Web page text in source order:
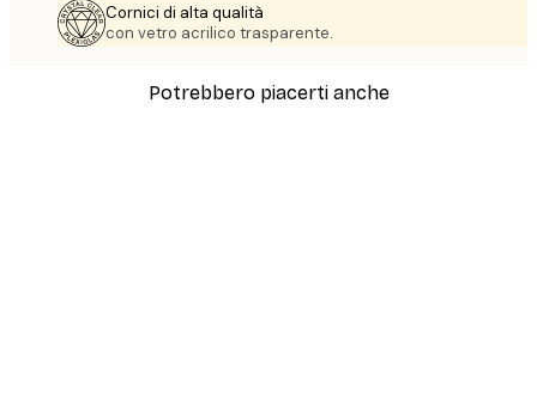
Cornici di alta qualità
con vetro acrilico trasparente.
Potrebbero piacerti anche